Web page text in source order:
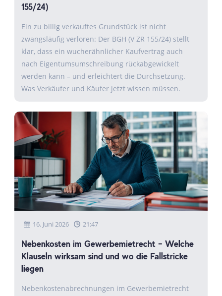
155/24)
Ein zu billig verkauftes Grundstück ist nicht
zwangsläufig verloren: Der BGH (V ZR 155/24) stellt
klar, dass ein wucherähnlicher Kaufvertrag auch
nach Eigentumsumschreibung rückabgewickelt
werden kann – und erleichtert die Durchsetzung.
Was Verkäufer und Käufer jetzt wissen müssen.
16. Juni 2026 21:47
Nebenkosten im Gewerbemietrecht – Welche
Klauseln wirksam sind und wo die Fallstricke
liegen
Nebenkostenabrechnungen im Gewerbemietrecht